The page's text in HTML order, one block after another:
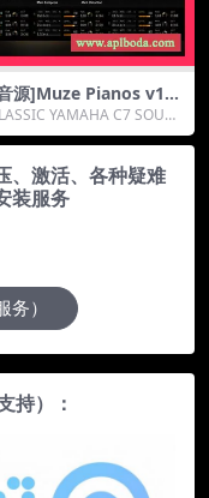
源]Muze Pianos v1.2
（5.32Gb）
YAMAHA C7 SOUN
...
、激活、各种疑难
装服务
务）
持）：